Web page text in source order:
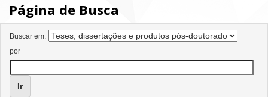
Página de Busca
Buscar em:
por